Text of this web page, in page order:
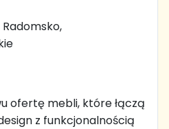
ofertę mebli, które łączą
z funkcjonalnością